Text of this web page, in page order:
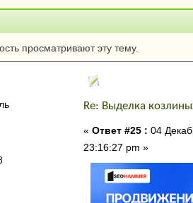
Тема: Выделка
просматривают эту тему.
Re: Выделка
« Ответ #25 : 04
23:16:27 pm »